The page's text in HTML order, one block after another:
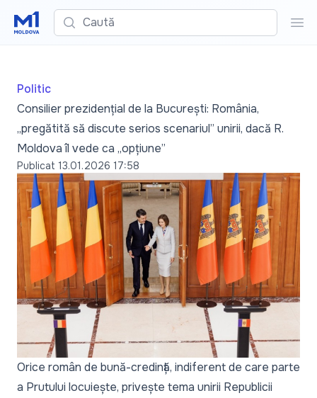
Caută
Politic
Consilier prezidențial de la București: România,
„pregătită să discute serios scenariul” unirii, dacă R.
Moldova îl vede ca „opțiune”
Publicat 13.01.2026 17:58
Orice român de bună-credință, indiferent de care parte
a Prutului locuiește, privește tema unirii Republicii